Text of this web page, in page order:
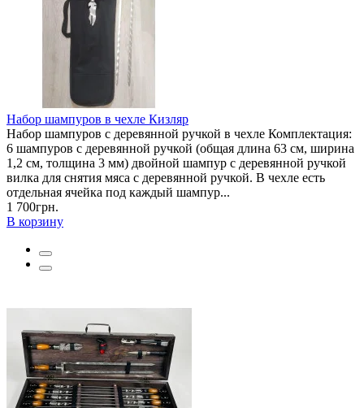
Набор шампуров в чехле Кизляр
Набор шампуров с деревянной ручкой в чехле Комплектация:
6 шампуров с деревянной ручкой (общая длина 63 см, ширина
1,2 см, толщина 3 мм) двойной шампур с деревянной ручкой
вилка для снятия мяса с деревянной ручкой. В чехле есть
отдельная ячейка под каждый шампур...
1 700грн.
В корзину